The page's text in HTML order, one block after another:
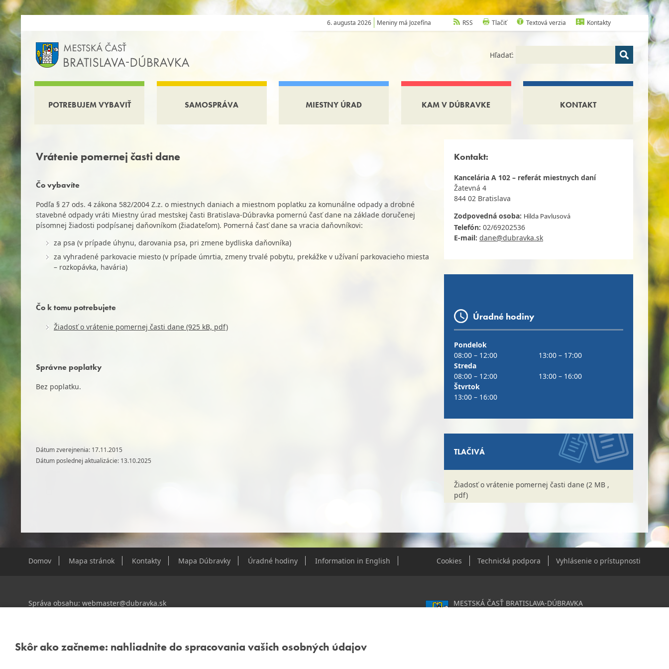
Skôr ako začneme: nahliadnite do spracovania vašich osobných údajov
6. augusta 2026 Meniny má Jozefína RSS Tlačiť Textová verzia Kontakty
Hľadať:
POTREBUJEM VYBAVIŤ SAMOSPRÁVA MIESTNY ÚRAD KAM V DÚBRAVKE KONTAKT
Vrátenie pomernej časti dane
Čo vybavíte
Podľa § 27 ods. 4 zákona 582/2004 Z.z. o miestnych daniach a miestnom poplatku za komunálne odpady a drobné
stavebné odpady vráti Miestny úrad mestskej časti Bratislava-Dúbravka pomernú časť dane na základe doručenej
písomnej žiadosti podpísanej daňovníkom (žiadateľom). Pomerná časť dane sa vracia daňovníkovi:
za psa (v prípade úhynu, darovania psa, pri zmene bydliska daňovníka)
za vyhradené parkovacie miesto (v prípade úmrtia, zmeny trvalé pobytu, prekážke v užívaní parkovacieho miesta
– rozkopávka, havária)
Čo k tomu potrebujete
Žiadosť o vrátenie pomernej časti dane (925 kB, pdf)
Správne poplatky
Bez poplatku.
Dátum zverejnenia: 17.11.2015
Dátum poslednej aktualizácie: 13.10.2025
Kontakt:
Kancelária A 102 – referát miestnych daní
Žatevná 4
844 02 Bratislava
Zodpovedná osoba: Hilda Pavlusová
Telefón: 02/69202536
E-mail: dane@dubravka.sk
Úradné hodiny
Pondelok
08:00 – 12:00
13:00 – 17:00
Streda
08:00 – 12:00
13:00 – 16:00
Štvrtok
13:00 – 16:00
TLAČIVÁ
Žiadosť o vrátenie pomernej časti dane (2 MB ,
pdf)
Domov Mapa stránok Kontakty Mapa Dúbravky Úradné hodiny Vyhlásenie o prístupnosti
Technická podpora
Cookies
Information in English
Správa obsahu: webmaster@dubravka.sk
MESTSKÁ ČASŤ BRATISLAVA-DÚBRAVKA